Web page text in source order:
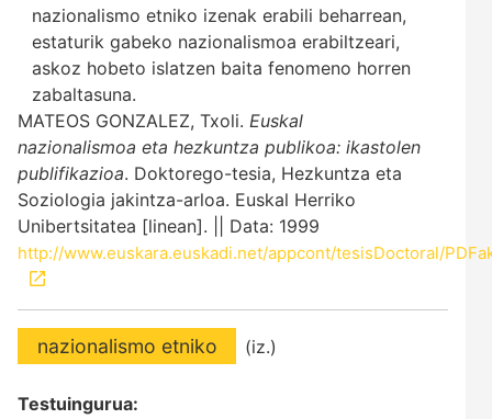
nazionalismo etniko izenak erabili beharrean,
estaturik gabeko nazionalismoa erabiltzeari,
askoz hobeto islatzen baita fenomeno horren
zabaltasuna.
MATEOS GONZALEZ, Txoli. Euskal
nazionalismoa eta hezkuntza publikoa: ikastolen
publifikazioa. Doktorego-tesia, Hezkuntza eta
Soziologia jakintza-arloa. Euskal Herriko
Unibertsitatea [linean]. || Data: 1999
http://www.euskara.euskadi.net/appcont/tesisDoctoral/
nazionalismo etniko (iz.)
Testuingurua: